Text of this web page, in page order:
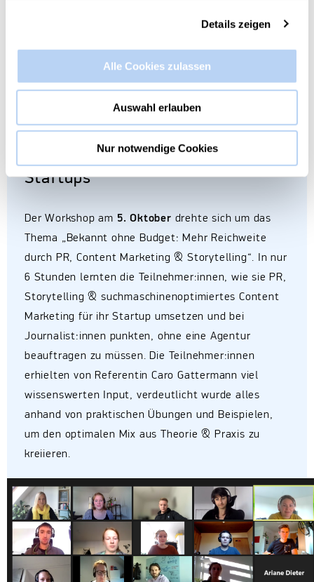
Details zeigen
Alle Cookies zulassen
Auswahl erlauben
Nur notwendige Cookies
PR & Storytelling Workshop für
Startups
Der Workshop am 5. Oktober drehte sich um das
Thema „Bekannt ohne Budget: Mehr Reichweite
durch PR, Content Marketing & Storytelling“. In nur
6 Stunden lernten die Teilnehmer:innen, wie sie PR,
Storytelling & suchmaschinenoptimiertes Content
Marketing für ihr Startup umsetzen und bei
Journalist:innen punkten, ohne eine Agentur
beauftragen zu müssen. Die Teilnehmer:innen
erhielten von Referentin Caro Gattermann viel
wissenswerten Input, verdeutlicht wurde alles
anhand von praktischen Übungen und Beispielen,
um den optimalen Mix aus Theorie & Praxis zu
kreiieren.